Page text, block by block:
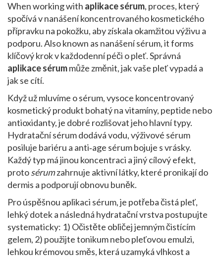
When working with aplikace sérum, proces, který
spočívá v nanášení koncentrovaného kosmetického
přípravku na pokožku, aby získala okamžitou výživu a
podporu. Also known as nanášení sérum, it forms
klíčový krok v každodenní péči o pleť.Správná
aplikace sérummůže změnit, jak vaše pleť vypadá a
jak se cítí.
Když už mluvíme osérum,vysoce koncentrovaný
kosmetický produkt bohatý na vitamíny, peptide nebo
antioxidanty, je dobré rozlišovat jeho hlavní typy.
Hydratační sérum dodává vodu, výživové sérum
posiluje bariéru a anti‑age sérum bojuje s vrásky.
Každý typ má jinou koncentraci a jiný cílový efekt,
protosérumzahrnuje aktivní látky, které pronikají do
dermis a podporují obnovu buněk.
Pro úspěšnou aplikaci sérum,je potřeba čistá pleť,
lehký dotek a následná hydratační vrstva postupujte
systematicky: 1) Očistěte obličej jemným čistícím
gelem, 2) použijte tonikum nebo pleťovou emulzi,
lehkou krémovou směs, která uzamyká vlhkost a